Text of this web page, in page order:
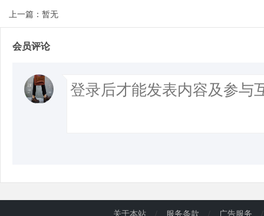
上一篇：暂无
会员评论
关于本站 / 服务条款 / 广告服务 /